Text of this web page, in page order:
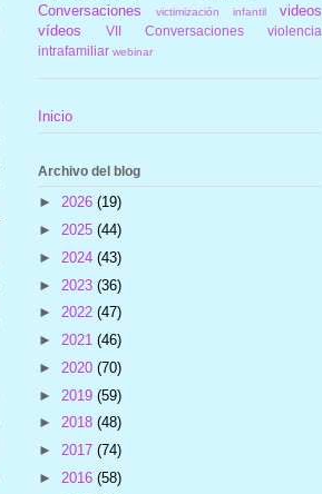
Conversaciones
victimización infantil
videos
vídeos
VII Conversaciones
violencia
intrafamiliar webinar
Inicio
Archivo del blog
► 2026 (19)
► 2025 (44)
► 2024 (43)
► 2023 (36)
► 2022 (47)
► 2021 (46)
► 2020 (70)
► 2019 (59)
► 2018 (48)
► 2017 (74)
► 2016 (58)